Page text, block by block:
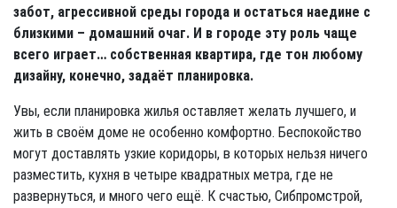
забот, агрессивной среды города и остаться наедине с
близкими – домашний очаг. И в городе эту роль чаще
всего играет… собственная квартира, где тон любому
дизайну, конечно, задаёт планировка.
Увы, если планировка жилья оставляет желать лучшего, и
жить в своём доме не особенно комфортно. Беспокойство
могут доставлять узкие коридоры, в которых нельзя ничего
разместить, кухня в четыре квадратных метра, где не
развернуться, и много чего ещё. К счастью, Сибпромстрой,